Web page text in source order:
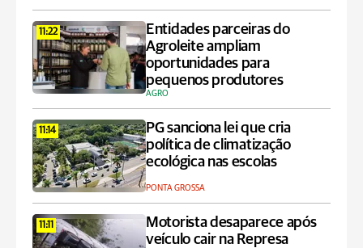
11:22
Entidades parceiras do
Agroleite ampliam
oportunidades para
pequenos produtores
AGRO
11:14
PG sanciona lei que cria
política de climatização
ecológica nas escolas
PONTA GROSSA
11:11
Motorista desaparece após
veículo cair na Represa